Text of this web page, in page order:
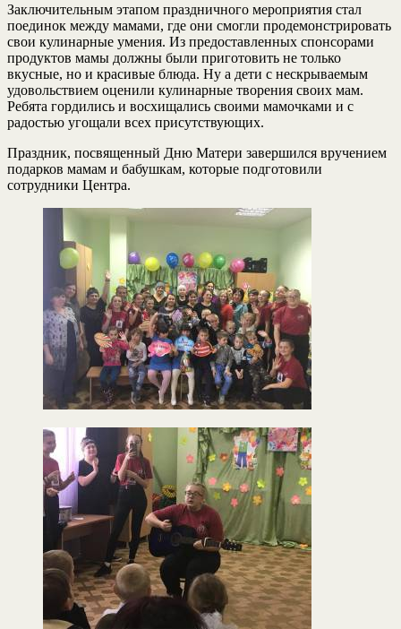
Заключительным этапом праздничного мероприятия стал
поединок между мамами, где они смогли продемонстрировать
свои кулинарные умения. Из предоставленных спонсорами
продуктов мамы должны были приготовить не только
вкусные, но и красивые блюда. Ну а дети с нескрываемым
удовольствием оценили кулинарные творения своих мам.
Ребята гордились и восхищались своими мамочками и с
радостью угощали всех присутствующих.
Праздник, посвященный Дню Матери завершился вручением
подарков мамам и бабушкам, которые подготовили
сотрудники Центра.